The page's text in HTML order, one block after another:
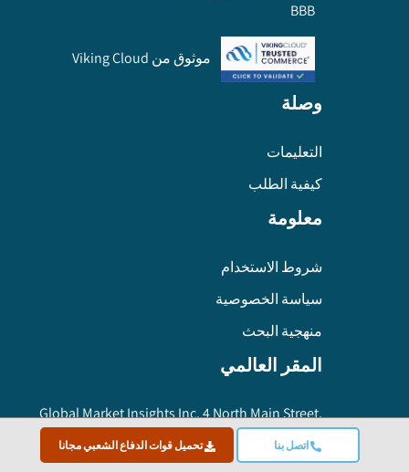
اتصل بنا تحميل قوات الدفاع الشعبي مجانا
BBB
موثوق من Viking Cloud
وصلة
التعليمات
كيفية الطلب
معلومة
شروط الاستخدام
سياسة الخصوصية
منهجية البحث
المقر العالمي
Global Market Insights Inc. 4 North Main Street,
Selbyville, Delaware 19975 USA
Toll free :
+1-888-689-0688